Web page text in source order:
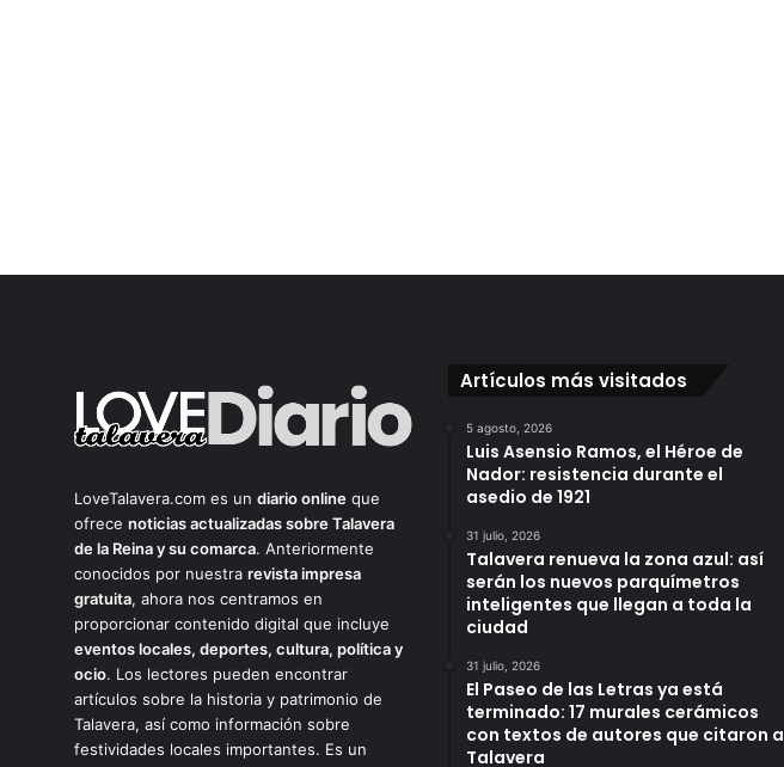
LoveTalavera.com es un diario online que
ofrece noticias actualizadas sobre Talavera
de la Reina y su comarca. Anteriormente
conocidos por nuestra revista impresa
gratuita, ahora nos centramos en
proporcionar contenido digital que incluye
eventos locales, deportes, cultura, política y
ocio. Los lectores pueden encontrar
artículos sobre la historia y patrimonio de
Talavera, así como información sobre
festividades locales importantes. Es un
Artículos más visitados
5 agosto, 2026
Luis Asensio Ramos, el Héroe de
Nador: resistencia durante el
asedio de 1921
31 julio, 2026
Talavera renueva la zona azul: así
serán los nuevos parquímetros
inteligentes que llegan a toda la
ciudad
31 julio, 2026
El Paseo de las Letras ya está
terminado: 17 murales cerámicos
con textos de autores que citaron a
Talavera